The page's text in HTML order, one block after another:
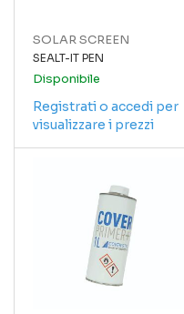
SOLAR SCREEN
SEALT-IT PEN
Disponibile
Registrati o accedi per
visualizzare i prezzi